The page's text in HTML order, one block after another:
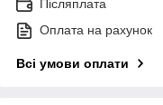
Післяплата
Оплата на рахунок
Всі умови оплати